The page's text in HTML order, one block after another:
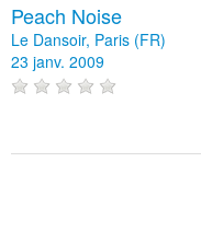
Peach Noise
Le Dansoir, Paris (FR)
23 janv. 2009